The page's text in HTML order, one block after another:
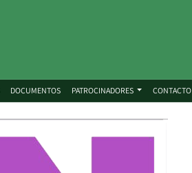
DOCUMENTOS PATROCINADORES CONTACTO